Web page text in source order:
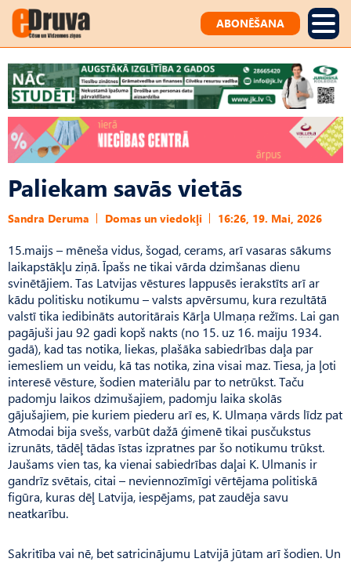
ABONĒŠANA
Paliekam savās vietās
Sandra Deruma Domas un viedokļi 16:26, 19. Mai, 2026
15.maijs – mēneša vidus, šogad, cerams, arī vasaras sākums
laikapstākļu ziņā. Īpašs ne tikai vārda dzimšanas dienu
svinētājiem. Tas Latvijas vēstures lappusēs ierakstīts arī ar
kādu politisku notikumu – valsts apvērsumu, kura rezultātā
valstī tika iedibināts autoritārais Kārļa Ulmaņa režīms. Lai gan
pagājuši jau 92 gadi kopš nakts (no 15. uz 16. maiju 1934.
gadā), kad tas notika, liekas, plašāka sabiedrības daļa par
iemesliem un veidu, kā tas notika, zina visai maz. Tiesa, ja ļoti
interesē vēsture, šodien materiālu par to netrūkst. Taču
padomju laikos dzimušajiem, padomju laika skolās
gājušajiem, pie kuriem piederu arī es, K. Ulmaņa vārds līdz pat
Atmodai bija svešs, varbūt dažā ģimenē tikai pusčukstus
izrunāts, tādēļ tādas īstas izpratnes par šo notikumu trūkst.
Jaušams vien tas, ka vienai sabiedrības daļai K. Ulmanis ir
gandrīz svētais, citai – neviennozīmīgi vērtējama politiskā
figūra, kuras dēļ Latvija, iespējams, pat zaudēja savu
neatkarību.
Sakritība vai nē, bet satricinājumu Latvijā jūtam arī šodien. Un